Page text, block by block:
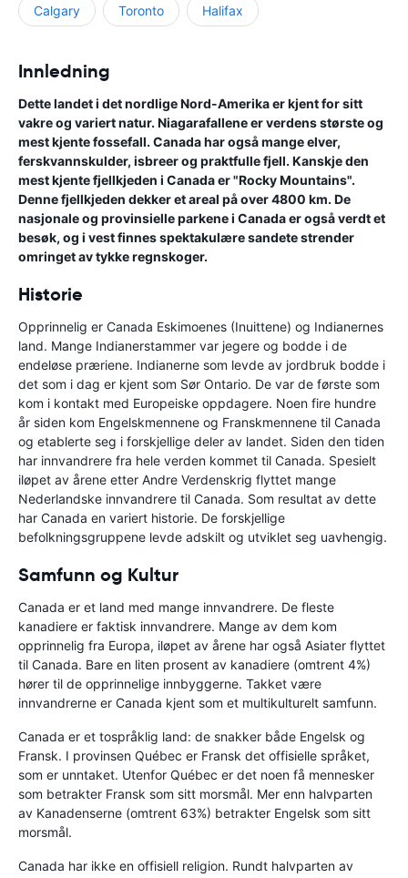
Calgary Toronto Halifax
Innledning
Dette landet i det nordlige Nord-Amerika er kjent for sitt
vakre og variert natur. Niagarafallene er verdens største og
mest kjente fossefall. Canada har også mange elver,
ferskvannskulder, isbreer og praktfulle fjell. Kanskje den
mest kjente fjellkjeden i Canada er "Rocky Mountains".
Denne fjellkjeden dekker et areal på over 4800 km. De
nasjonale og provinsielle parkene i Canada er også verdt et
besøk, og i vest finnes spektakulære sandete strender
omringet av tykke regnskoger.
Historie
Opprinnelig er Canada Eskimoenes (Inuittene) og Indianernes
land. Mange Indianerstammer var jegere og bodde i de
endeløse præriene. Indianerne som levde av jordbruk bodde i
det som i dag er kjent som Sør Ontario. De var de første som
kom i kontakt med Europeiske oppdagere. Noen fire hundre
år siden kom Engelskmennene og Franskmennene til Canada
og etablerte seg i forskjellige deler av landet. Siden den tiden
har innvandrere fra hele verden kommet til Canada. Spesielt
iløpet av årene etter Andre Verdenskrig flyttet mange
Nederlandske innvandrere til Canada. Som resultat av dette
har Canada en variert historie. De forskjellige
befolkningsgruppene levde adskilt og utviklet seg uavhengig.
Samfunn og Kultur
Canada er et land med mange innvandrere. De fleste
kanadiere er faktisk innvandrere. Mange av dem kom
opprinnelig fra Europa, iløpet av årene har også Asiater flyttet
til Canada. Bare en liten prosent av kanadiere (omtrent 4%)
hører til de opprinnelige innbyggerne. Takket være
innvandrerne er Canada kjent som et multikulturelt samfunn.
Canada er et tospråklig land: de snakker både Engelsk og
Fransk. I provinsen Québec er Fransk det offisielle språket,
som er unntaket. Utenfor Québec er det noen få mennesker
som betrakter Fransk som sitt morsmål. Mer enn halvparten
av Kanadenserne (omtrent 63%) betrakter Engelsk som sitt
morsmål.
Canada har ikke en offisiell religion. Rundt halvparten av